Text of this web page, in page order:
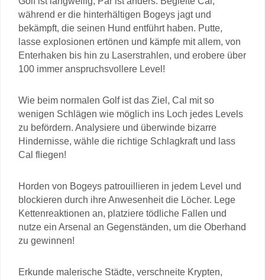
während er die hinterhältigen Bogeys jagt und
bekämpft, die seinen Hund entführt haben. Putte,
lasse explosionen ertönen und kämpfe mit allem, von
Enterhaken bis hin zu Laserstrahlen, und erobere über
100 immer anspruchsvollere Level!
Wie beim normalen Golf ist das Ziel, Cal mit so
wenigen Schlägen wie möglich ins Loch jedes Levels
zu befördern. Analysiere und überwinde bizarre
Hindernisse, wähle die richtige Schlagkraft und lass
Cal fliegen!
Horden von Bogeys patrouillieren in jedem Level und
blockieren durch ihre Anwesenheit die Löcher. Lege
Kettenreaktionen an, platziere tödliche Fallen und
nutze ein Arsenal an Gegenständen, um die Oberhand
zu gewinnen!
Erkunde malerische Städte, verschneite Krypten,